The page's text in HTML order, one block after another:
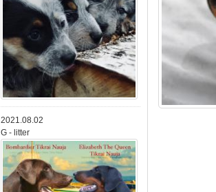
2021.08.02
G - litter